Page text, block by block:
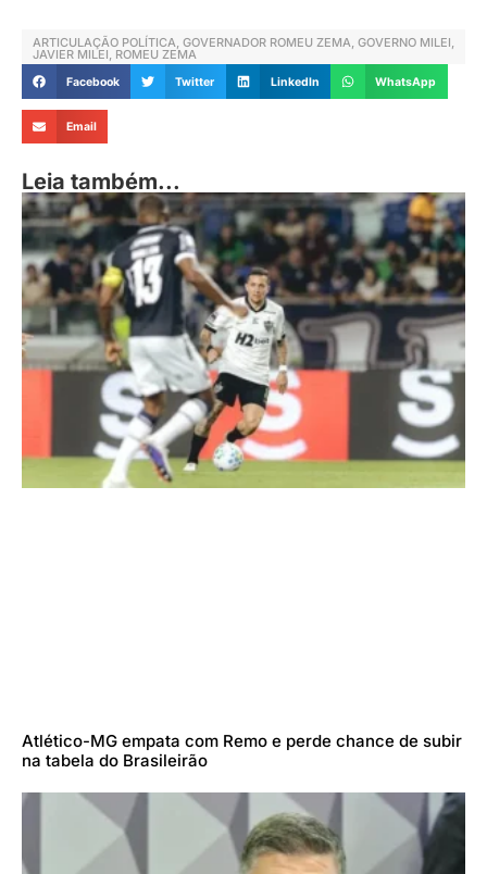
ARTICULAÇÃO POLÍTICA, GOVERNADOR ROMEU ZEMA, GOVERNO MILEI,
JAVIER MILEI, ROMEU ZEMA
Facebook Twitter LinkedIn WhatsApp
Email
Leia também...
Atlético-MG empata com Remo e perde chance de subir
na tabela do Brasileirão